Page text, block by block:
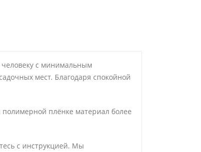
человеку с минимальным
мест. Благодаря спокойной
плёнке материал более
с инструкцией. Мы